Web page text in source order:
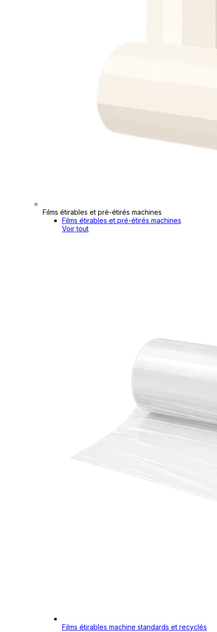
Films étirables et pré-étirés machines
Films étirables et pré-étirés machines
Voir tout
Films étirables machine standards et recyclés